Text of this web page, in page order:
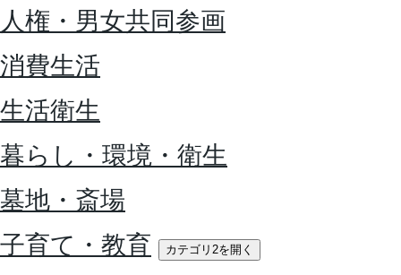
人権・男女共同参画
消費生活
生活衛生
暮らし・環境・衛生
墓地・斎場
子育て・教育
カテゴリ2を開く